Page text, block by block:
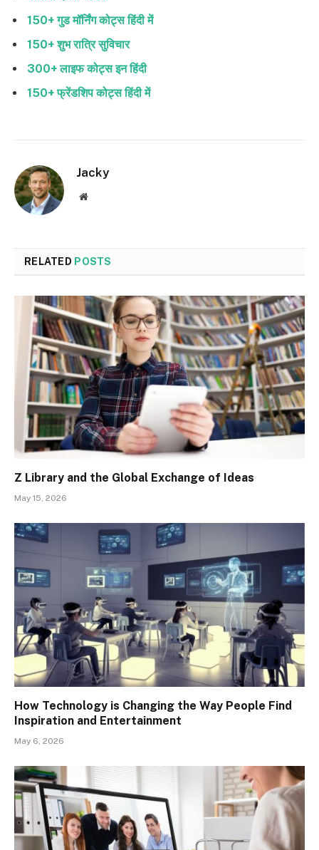
150+ गुड मॉर्निंग कोट्स हिंदी में
150+ शुभ रात्रि सुविचार
300+ लाइफ कोट्स इन हिंदी
150+ फ्रेंडशिप कोट्स हिंदी में
Jacky
Website
RELATED POSTS
Z Library and the Global Exchange of Ideas
May 15, 2026
How Technology is Changing the Way People Find
Inspiration and Entertainment
May 6, 2026